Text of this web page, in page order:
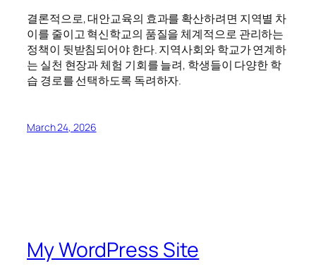
결론적으로, 대안교육의 효과를 확산하려면 지역별 차
이를 줄이고 혁신학교의 품질을 체계적으로 관리하는
정책이 뒷받침되어야 한다. 지역사회와 학교가 연계하
는 실천 현장과 체험 기회를 늘려, 학생들이 다양한 학
습 경로를 선택하도록 독려하자.
March 24, 2026
My WordPress Site